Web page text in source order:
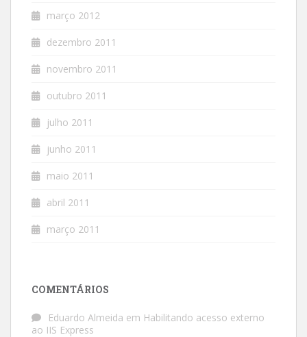
março 2012
dezembro 2011
novembro 2011
outubro 2011
julho 2011
junho 2011
maio 2011
abril 2011
março 2011
COMENTÁRIOS
Eduardo Almeida em Habilitando acesso externo
ao IIS Express